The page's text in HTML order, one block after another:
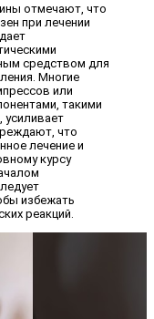
отмечают, что
при лечении
средством для
Многие
или
такими
усиливает
что
лечение и
курсу
избежать
реакций.